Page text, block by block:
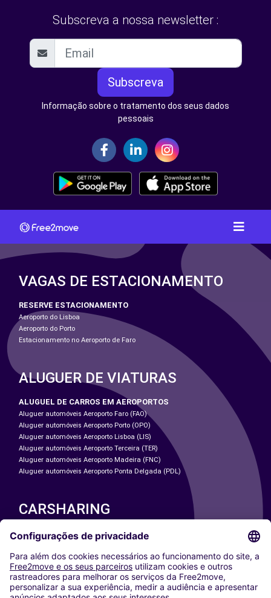
Subscreva a nossa newsletter :
Subscreva
Informação sobre o tratamento dos seus dados
pessoais
VAGAS DE ESTACIONAMENTO
RESERVE ESTACIONAMENTO
Aeroporto do Lisboa
Aeroporto do Porto
Estacionamento no Aeroporto de Faro
ALUGUER DE VIATURAS
ALUGUEL DE CARROS EM AEROPORTOS
Aluguer automóveis Aeroporto Faro (FAO)
Aluguer automóveis Aeroporto Porto (OPO)
Aluguer automóveis Aeroporto Lisboa (LIS)
Aluguer automóveis Aeroporto Terceira (TER)
Aluguer automóveis Aeroporto Madeira (FNC)
Aluguer automóveis Aeroporto Ponta Delgada (PDL)
CARSHARING
NOSSAS CIDADES
Washington DC
Milan
Rome
Turin